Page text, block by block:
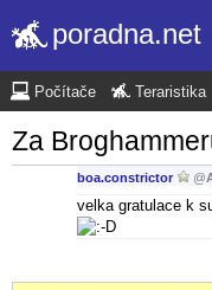
poradna.net
Počítače Teraristika
Za
boa.constrictor @
velka gratulace k